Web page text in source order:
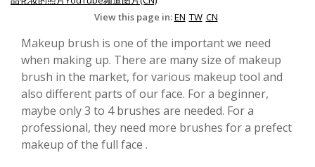
View this page in:EN TW CN
Makeup brush is one of the important we need
when making up. There are many size of makeup
brush in the market, for various makeup tool and
also different parts of our face. For a beginner,
maybe only 3 to 4 brushes are needed. For a
professional, they need more brushes for a prefect
makeup of the full face .